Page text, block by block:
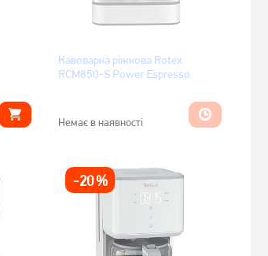
Кавоварка ріжкова Rotex
RCM850-S Power Espresso
Немає в наявності
-20%